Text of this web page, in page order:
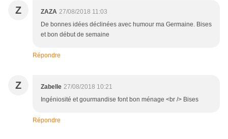
Z ZAZA 27/08/2018 11:03
De bonnes idées déclinées avec humour ma Germaine. Bises
et bon début de semaine
Répondre
Z Zabelle 27/08/2018 10:21
Ingéniosité et gourmandise font bon ménage <br /> Bises
Répondre